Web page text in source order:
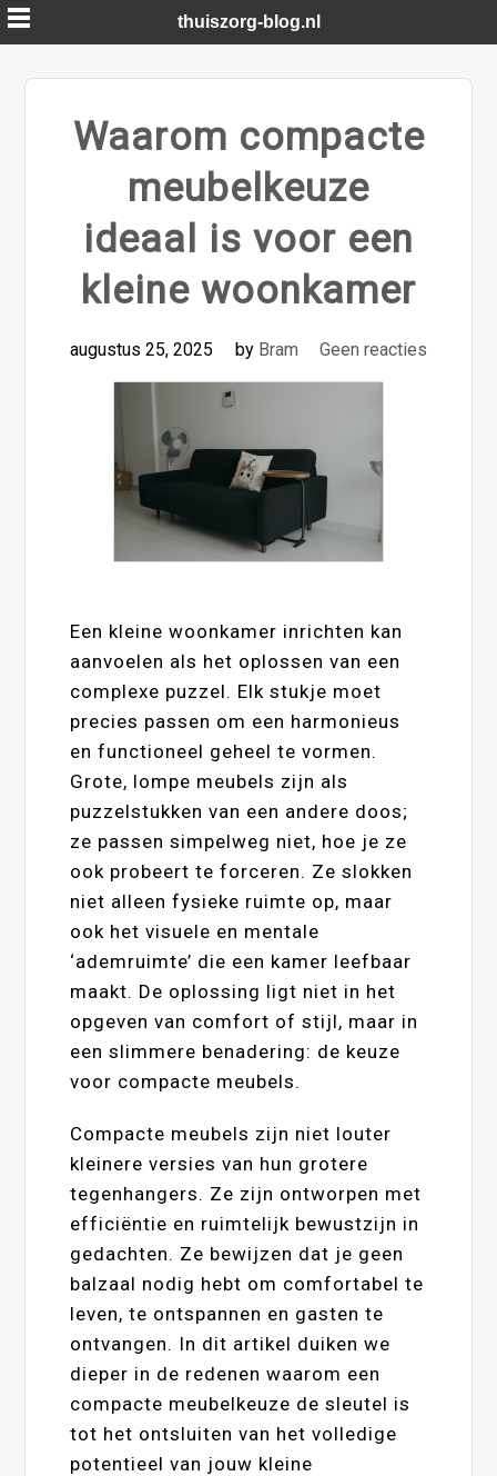
Skip
to
content
thuiszorg-blog.nl
Waarom compacte
meubelkeuze
ideaal is voor een
kleine woonkamer
augustus 25, 2025 by Bram Geen reacties
Een kleine woonkamer inrichten kan
aanvoelen als het oplossen van een
complexe puzzel. Elk stukje moet
precies passen om een harmonieus
en functioneel geheel te vormen.
Grote, lompe meubels zijn als
puzzelstukken van een andere doos;
ze passen simpelweg niet, hoe je ze
ook probeert te forceren. Ze slokken
niet alleen fysieke ruimte op, maar
ook het visuele en mentale
‘ademruimte’ die een kamer leefbaar
maakt. De oplossing ligt niet in het
opgeven van comfort of stijl, maar in
een slimmere benadering: de keuze
voor compacte meubels.
Compacte meubels zijn niet louter
kleinere versies van hun grotere
tegenhangers. Ze zijn ontworpen met
efficiëntie en ruimtelijk bewustzijn in
gedachten. Ze bewijzen dat je geen
balzaal nodig hebt om comfortabel te
leven, te ontspannen en gasten te
ontvangen. In dit artikel duiken we
dieper in de redenen waarom een
compacte meubelkeuze de sleutel is
tot het ontsluiten van het volledige
potentieel van jouw kleine